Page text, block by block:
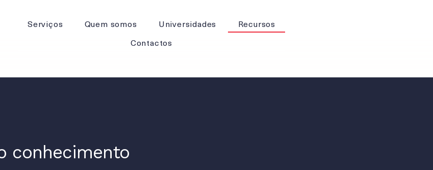
Serviços Quem somos Universidades
Recursos
Contactos
conhecimento